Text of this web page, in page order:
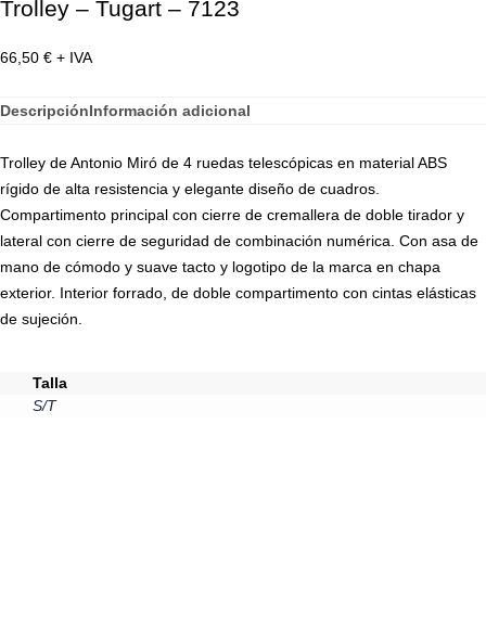
Trolley – Tugart – 7123
66,50 € + IVA
DescripciónInformación adicional
Trolley de Antonio Miró de 4 ruedas telescópicas en material ABS
rígido de alta resistencia y elegante diseño de cuadros.
Compartimento principal con cierre de cremallera de doble tirador y
lateral con cierre de seguridad de combinación numérica. Con asa de
mano de cómodo y suave tacto y logotipo de la marca en chapa
exterior. Interior forrado, de doble compartimento con cintas elásticas
de sujeción.
Talla
S/T